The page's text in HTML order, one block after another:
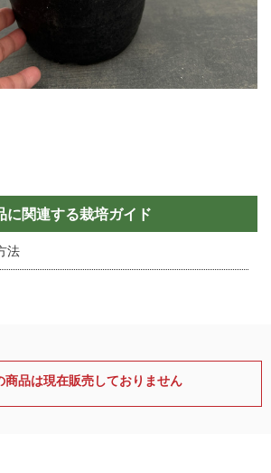
に関連する栽培ガイド
法
商品は現在販売しておりません